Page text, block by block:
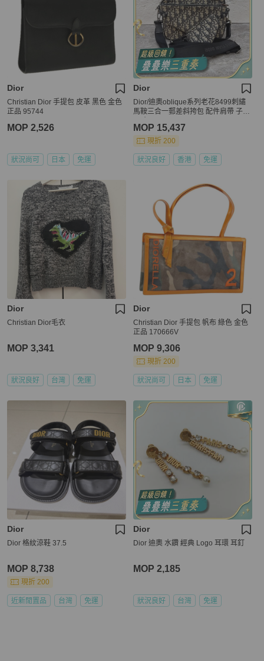
Dior
Christian Dior 手提包 皮革 黑色 金色
正品 95744
MOP 2,526
狀況尚可 日本 免運
Dior
Dior/迪奧oblique系列老花8499刺繡
馬鞍三合一郵差斜挎包 配件肩帶 子袋
MOP 15,437
現折 200
狀況良好 香港 免運
Dior
Christian Dior毛衣
MOP 3,341
狀況良好 台灣 免運
Dior
Christian Dior 手提包 帆布 綠色 金色
正品 170666V
MOP 9,306
現折 200
狀況尚可 日本 免運
Dior
Dior 格紋涼鞋 37.5
MOP 8,738
現折 200
近新閒置品 台灣 免運
Dior
Dior 迪奧 水鑽 經典 Logo 耳環 耳釘
MOP 2,185
狀況良好 台灣 免運